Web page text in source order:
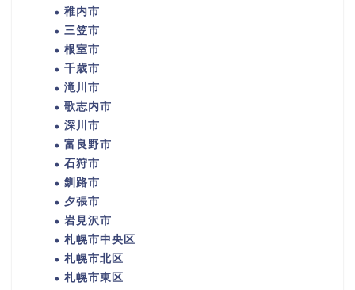
稚内市
三笠市
根室市
千歳市
滝川市
歌志内市
深川市
富良野市
石狩市
釧路市
夕張市
岩見沢市
札幌市中央区
札幌市北区
札幌市東区